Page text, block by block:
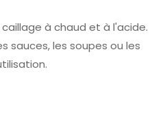
à chaud et à l'acide.
sauces, les soupes ou les